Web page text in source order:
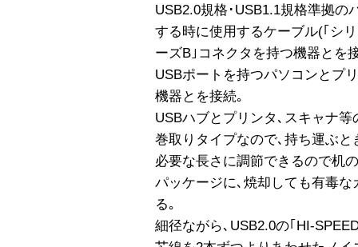
USB2.0規格･USB1.1規格準拠の
する時に使用するケーブル(｢シ
ーズB｣コネクタを持つ機器とを
USBポートを持つパソコンとプ
機器とを接続｡
USBハブとプリンタ､スキャナ等
巻取りタイプなので､持ち運ぶ
必要な長さに調節できるので机
パッケージに､焼却しても有毒
る｡
細径ながら､USB2.0の｢HI-